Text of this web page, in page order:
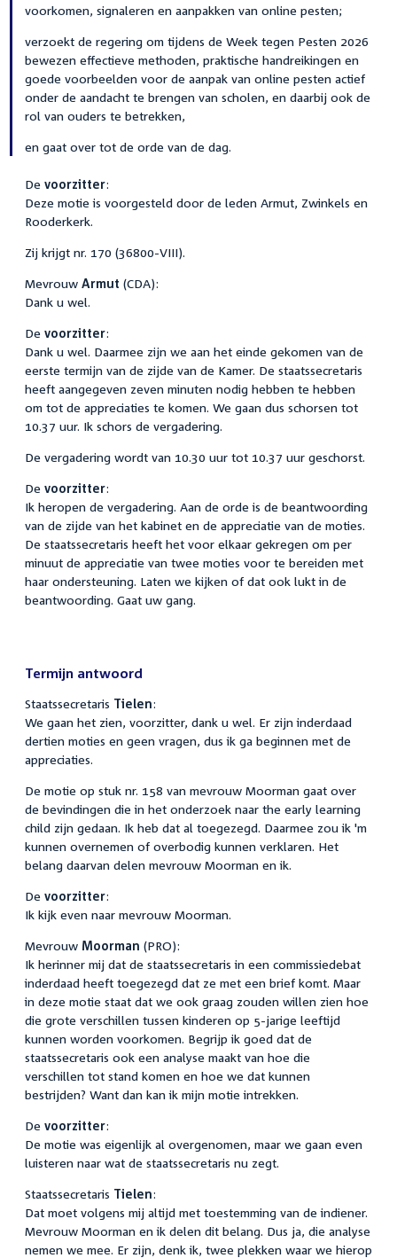
voorkomen, signaleren en aanpakken van online pesten;
verzoekt de regering om tijdens de Week tegen Pesten 2026
bewezen effectieve methoden, praktische handreikingen en
goede voorbeelden voor de aanpak van online pesten actief
onder de aandacht te brengen van scholen, en daarbij ook de
rol van ouders te betrekken,
en gaat over tot de orde van de dag.
De voorzitter:
Deze motie is voorgesteld door de leden Armut, Zwinkels en
Rooderkerk.
Zij krijgt nr. 170 (36800-VIII).
Mevrouw Armut (CDA):
Dank u wel.
De voorzitter:
Dank u wel. Daarmee zijn we aan het einde gekomen van de
eerste termijn van de zijde van de Kamer. De staatssecretaris
heeft aangegeven zeven minuten nodig hebben te hebben
om tot de appreciaties te komen. We gaan dus schorsen tot
10.37 uur. Ik schors de vergadering.
De vergadering wordt van 10.30 uur tot 10.37 uur geschorst.
De voorzitter:
Ik heropen de vergadering. Aan de orde is de beantwoording
van de zijde van het kabinet en de appreciatie van de moties.
De staatssecretaris heeft het voor elkaar gekregen om per
minuut de appreciatie van twee moties voor te bereiden met
haar ondersteuning. Laten we kijken of dat ook lukt in de
beantwoording. Gaat uw gang.
Termijn antwoord
Staatssecretaris Tielen:
We gaan het zien, voorzitter, dank u wel. Er zijn inderdaad
dertien moties en geen vragen, dus ik ga beginnen met de
appreciaties.
De motie op stuk nr. 158 van mevrouw Moorman gaat over
de bevindingen die in het onderzoek naar the early learning
child zijn gedaan. Ik heb dat al toegezegd. Daarmee zou ik 'm
kunnen overnemen of overbodig kunnen verklaren. Het
belang daarvan delen mevrouw Moorman en ik.
De voorzitter:
Ik kijk even naar mevrouw Moorman.
Mevrouw Moorman (PRO):
Ik herinner mij dat de staatssecretaris in een commissiedebat
inderdaad heeft toegezegd dat ze met een brief komt. Maar
in deze motie staat dat we ook graag zouden willen zien hoe
die grote verschillen tussen kinderen op 5-jarige leeftijd
kunnen worden voorkomen. Begrijp ik goed dat de
staatssecretaris ook een analyse maakt van hoe die
verschillen tot stand komen en hoe we dat kunnen
bestrijden? Want dan kan ik mijn motie intrekken.
De voorzitter:
De motie was eigenlijk al overgenomen, maar we gaan even
luisteren naar wat de staatssecretaris nu zegt.
Staatssecretaris Tielen:
Dat moet volgens mij altijd met toestemming van de indiener.
Mevrouw Moorman en ik delen dit belang. Dus ja, die analyse
nemen we mee. Er zijn, denk ik, twee plekken waar we hierop